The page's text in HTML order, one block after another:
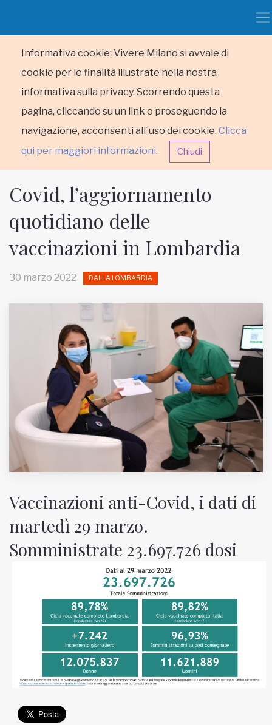
Informativa cookie: Vivere Milano si avvale di
cookie per le finalità illustrate nella nostra
informativa sulla privacy. Scorrendo questa
pagina, cliccando su un link o proseguendo la
navigazione, acconsenti all´uso dei cookie. Clicca
qui per maggiori informazioni. Chiudi
HOME
Inviateci le vostre segnalazioni
Iscriviti alla newsletter
www.viveremilano.info
Fondato e diretto da Enzo De
Bernardis
EDB edizioni - Via Brivio angolo C.
Imbonati, 89 20159 Milano (Italia)
Covid, l’aggiornamento
quotidiano delle
vaccinazioni in Lombardia
30 marzo 2022 DALLA LOMBARDIA
Vaccinazioni anti-Covid, i dati di
martedì 29 marzo.
Somministrate 23.697.726 dosi